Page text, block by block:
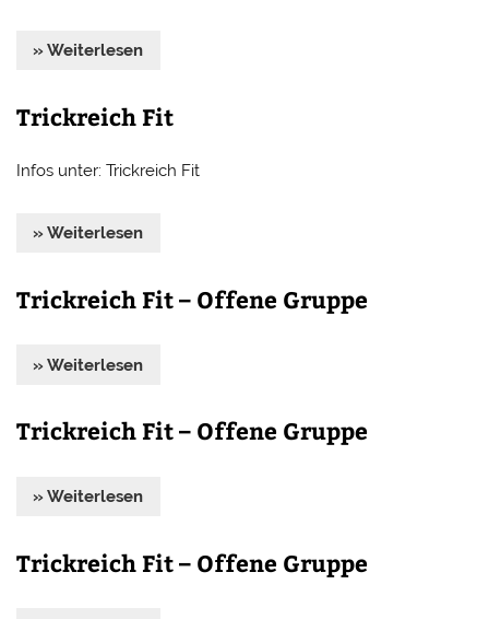
» Weiterlesen
Trickreich Fit
Infos unter: Trickreich Fit
» Weiterlesen
Trickreich Fit – Offene Gruppe
» Weiterlesen
Trickreich Fit – Offene Gruppe
» Weiterlesen
Trickreich Fit – Offene Gruppe